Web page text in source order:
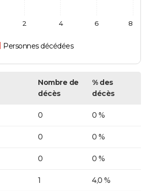
Personnes décédées
2 4 6 8
Nombre de
décès
% des
décès
0 0 %
0 0 %
0 0 %
1 4,0 %